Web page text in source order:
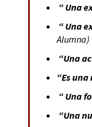
“ Una
“ Una
Alumna)
“Una
“Es
“ Una
“Una